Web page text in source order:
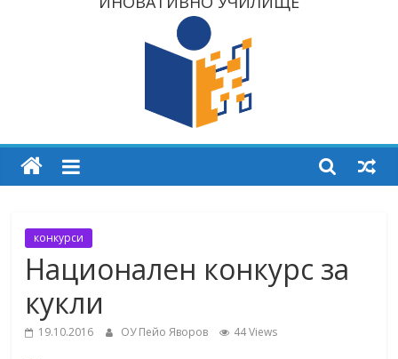
конкурси
Национален конкурс за
кукли
19.10.2016 ОУ Пейо Яворов 44 Views